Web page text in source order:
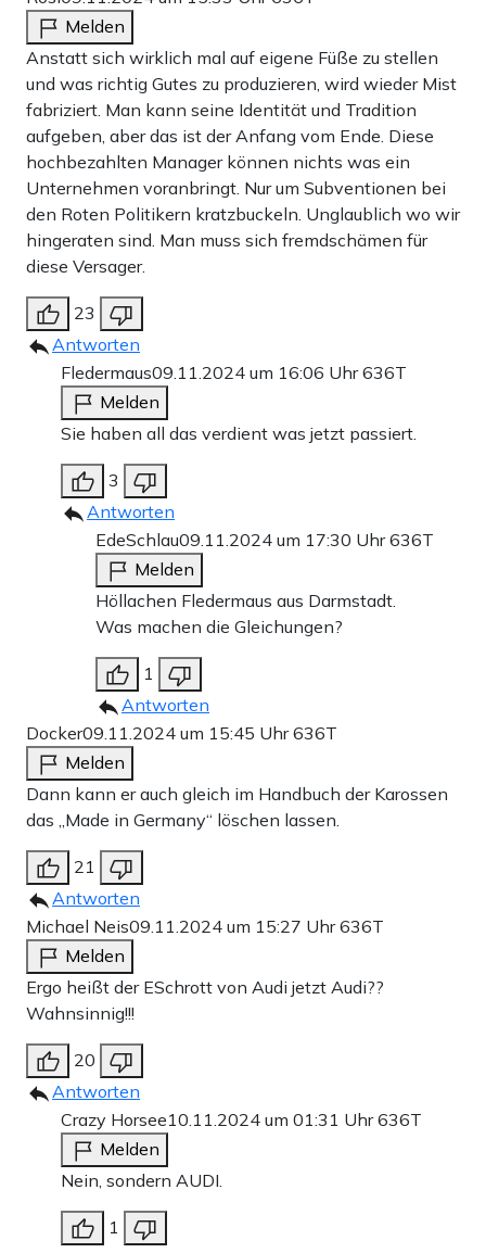
Melden
Anstatt sich wirklich mal auf eigene Füße zu stellen
und was richtig Gutes zu produzieren, wird wieder Mist
fabriziert. Man kann seine Identität und Tradition
aufgeben, aber das ist der Anfang vom Ende. Diese
hochbezahlten Manager können nichts was ein
Unternehmen voranbringt. Nur um Subventionen bei
den Roten Politikern kratzbuckeln. Unglaublich wo wir
hingeraten sind. Man muss sich fremdschämen für
diese Versager.
23
Antworten
Fledermaus09.11.2024 um 16:06 Uhr636T
Melden
Sie haben all das verdient was jetzt passiert.
3
Antworten
EdeSchlau09.11.2024 um 17:30 Uhr636T
Melden
Höllachen Fledermaus aus Darmstadt.
Was machen die Gleichungen?
1
Antworten
Docker09.11.2024 um 15:45 Uhr636T
Melden
Dann kann er auch gleich im Handbuch der Karossen
das „Made in Germany“ löschen lassen.
21
Antworten
Michael Neis09.11.2024 um 15:27 Uhr636T
Melden
Ergo heißt der ESchrott von Audi jetzt Audi??
Wahnsinnig!!!
20
Antworten
Crazy Horsee10.11.2024 um 01:31 Uhr636T
Melden
Nein, sondern AUDI.
1